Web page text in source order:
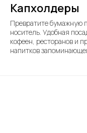
Капхолдеры
Превратите бумажную
носитель. Удобная
кофеен, ресторанов и
напитков